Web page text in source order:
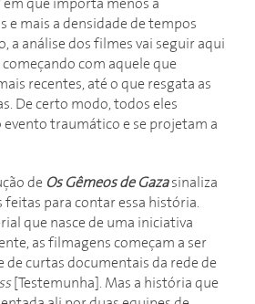
que importa menos a
e mais a densidade de tempos
a análise dos filmes vai seguir aqui
com aquele que
recentes, até o que resgata as
De certo modo, todos eles
traumático e se projetam a
de Os Gêmeos de Gaza sinaliza
feitas para contar essa história.
que nasce de uma iniciativa
as filmagens começam a ser
de curtas documentais da rede de
[Testemunha]. Mas a história que